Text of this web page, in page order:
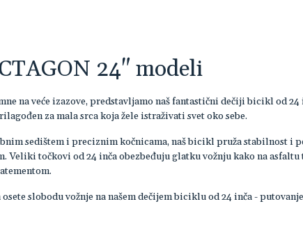
24" modeli
na veće izazove, predstavljamo naš fantastični dečiji bicikl od
za mala srca koja žele istraživati svet oko sebe.
sedištem i preciznim kočnicama, naš bicikl pruža stabilnost i
Veliki točkovi od 24 inča obezbeđuju glatku vožnju kako na
slobodu vožnje na našem dečijem biciklu od 24 inča -